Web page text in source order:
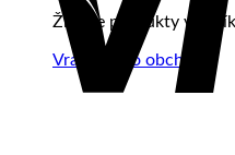
Žiadne produkty v
Vrátiť sa do obchodu